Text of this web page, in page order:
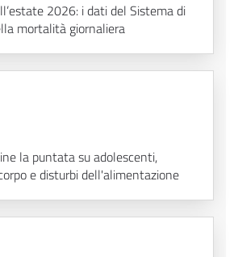
2026: i dati del Sistema di
mortalità giornaliera
la puntata su adolescenti,
e disturbi dell'alimentazione